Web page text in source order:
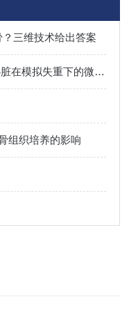
？三维技术给出答案
微重力细胞培养系统揭示小鼠心脏在模拟失重下的微观病变机制
组织培养的影响